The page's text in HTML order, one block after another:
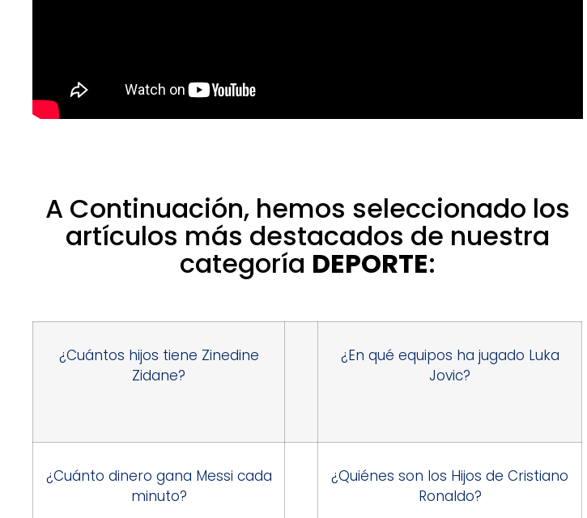
A Continuación, hemos seleccionado los
artículos más destacados de nuestra
categoría DEPORTE:
¿Cuántos hijos tiene Zinedine
Zidane?
¿En qué equipos ha jugado Luka
Jovic?
¿Cuánto dinero gana Messi cada
minuto?
¿Quiénes son los Hijos de Cristiano
Ronaldo?